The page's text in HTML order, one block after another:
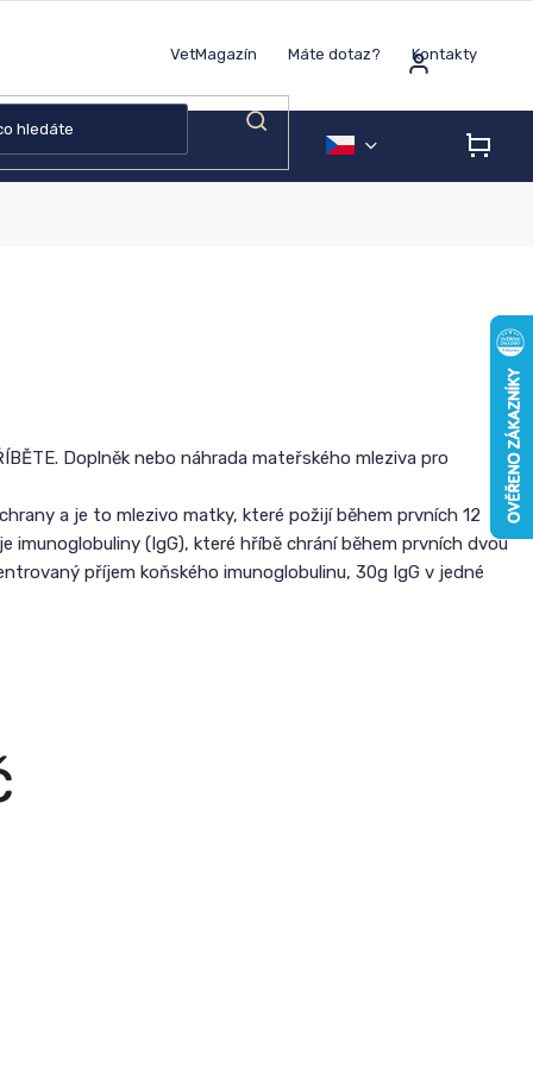
VetMagazín Máte dotaz? Kontakty
Doplněk nebo náhrada mateřského mleziva pro
a je to mlezivo matky, které požijí během prvních 12
imunoglobuliny (IgG), které hříbě chrání během prvních dvou
příjem koňského imunoglobulinu, 30g IgG v jedné